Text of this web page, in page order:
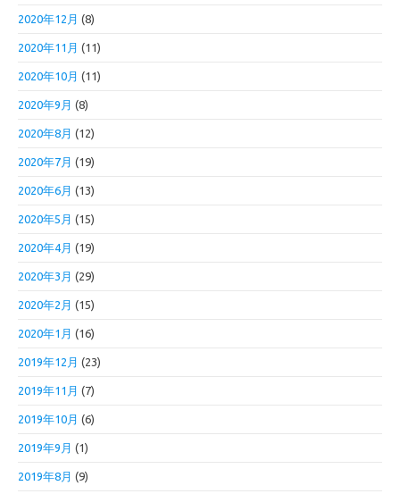
2020年12月 (8)
2020年11月 (11)
2020年10月 (11)
2020年9月 (8)
2020年8月 (12)
2020年7月 (19)
2020年6月 (13)
2020年5月 (15)
2020年4月 (19)
2020年3月 (29)
2020年2月 (15)
2020年1月 (16)
2019年12月 (23)
2019年11月 (7)
2019年10月 (6)
2019年9月 (1)
2019年8月 (9)